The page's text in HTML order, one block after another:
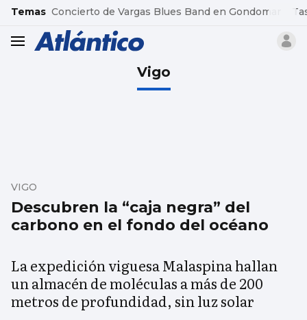
common.go-to-content
Temas Concierto de Vargas Blues Band en Gondomar
header.menu.open
Vigo
Descubren la “caja negra” del
carbono en el fondo del océano
VIGO
La expedición viguesa Malaspina hallan
un almacén de moléculas a más de 200
metros de profundidad, sin luz solar